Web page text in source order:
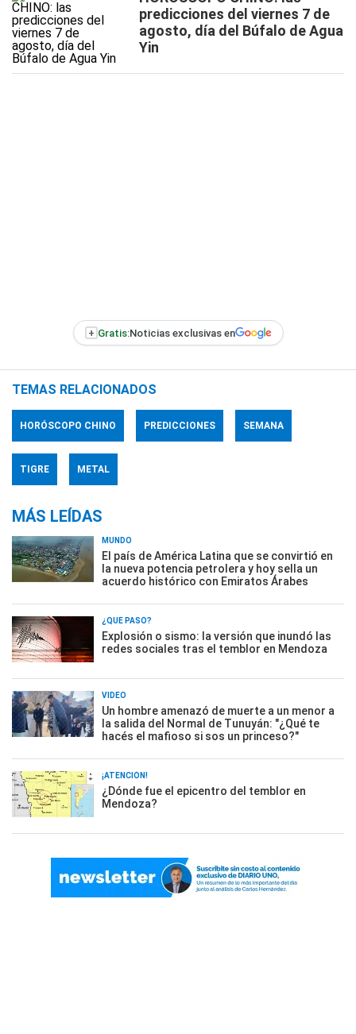
predicciones del viernes 7 de
agosto, día del Búfalo de Agua
Yin
+ Gratis:Noticias exclusivas en
TEMAS RELACIONADOS
HORÓSCOPO CHINO PREDICCIONES SEMANA
TIGRE METAL
MÁS LEÍDAS
MUNDO
El país de América Latina que se convirtió en
la nueva potencia petrolera y hoy sella un
acuerdo histórico con Emiratos Árabes
¿QUÉ PASÓ?
Explosión o sismo: la versión que inundó las
redes sociales tras el temblor en Mendoza
VIDEO
Un hombre amenazó de muerte a un menor a
la salida del Normal de Tunuyán: "¿Qué te
hacés el mafioso si sos un princeso?"
¡ATENCIÓN!
¿Dónde fue el epicentro del temblor en
Mendoza?